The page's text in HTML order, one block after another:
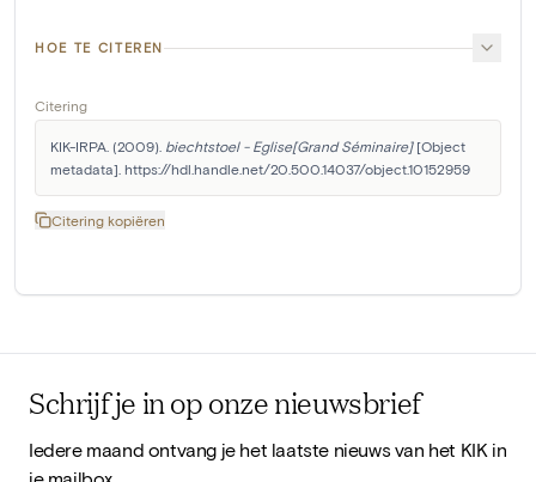
HOE TE CITEREN
Citering
KIK-IRPA. (2009). biechtstoel - Eglise[Grand Séminaire] [Object
metadata]. https://hdl.handle.net/20.500.14037/object.10152959
Citering kopiëren
Schrijf je in op onze nieuwsbrief
Iedere maand ontvang je het laatste nieuws van het KIK in